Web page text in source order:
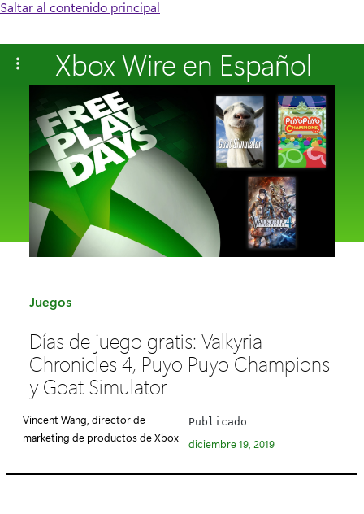
Saltar al contenido principal
Xbox Wire en Español
C
t
e
g
r
a
Juegos
Días de juego gratis: Valkyria
Chronicles 4, Puyo Puyo Champions
y Goat Simulator
Vincent Wang, director de
marketing de productos de Xbox
Publicado
diciembre 19, 2019